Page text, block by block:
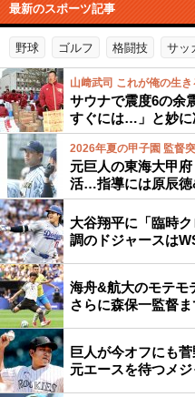
最新のスポーツ記事
野球 ゴルフ 格闘技 サッ
山﨑武司 これが俺の生き
サウナで震度6の余
すぐには…」と妙に
2026年夏の甲子園 監督
元巨人の東海大甲
活…指導には原辰徳
大谷翔平に「臨時
調のドジャースは
海舟&航大のモテモ
さらに森保一監督
巨人が今オフにも
元エースを待つメ